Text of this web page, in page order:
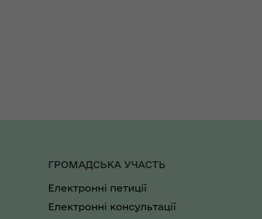
ГРОМАДСЬКА УЧАСТЬ
Електронні петиції
Електронні консультації